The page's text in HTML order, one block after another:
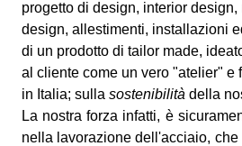
progetto di design, interior
design, allestimenti, installazioni
di un prodotto di tailor made,
al cliente come un vero "atelier" e
in Italia; sulla sostenibilità della
La nostra forza infatti, è
nella lavorazione dell'acciaio,